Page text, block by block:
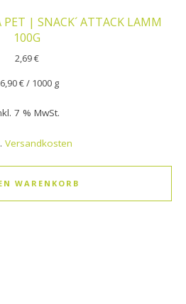
| SNACK´ ATTACK LAMM
100G
2,69€
€/ 1000 g
7 % MwSt.
Versandkosten
WARENKORB